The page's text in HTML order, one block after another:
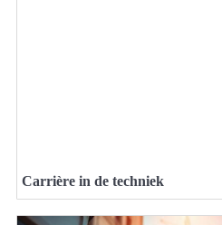
Carrière in de techniek